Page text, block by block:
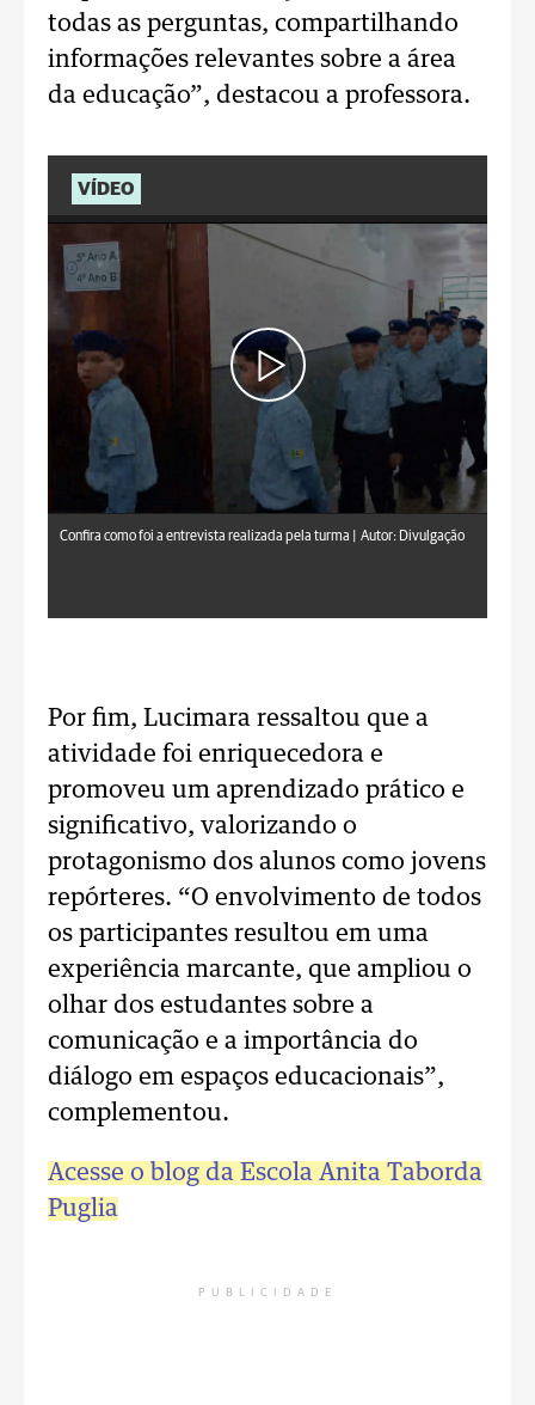
todas as perguntas, compartilhando
informações relevantes sobre a área
da educação”, destacou a professora.
VÍDEO
Confira como foi a entrevista realizada pela turma | Autor: Divulgação
Por fim, Lucimara ressaltou que a
atividade foi enriquecedora e
promoveu um aprendizado prático e
significativo, valorizando o
protagonismo dos alunos como jovens
repórteres. “O envolvimento de todos
os participantes resultou em uma
experiência marcante, que ampliou o
olhar dos estudantes sobre a
comunicação e a importância do
diálogo em espaços educacionais”,
complementou.
Acesse o blog da Escola Anita Taborda
Puglia
PUBLICIDADE